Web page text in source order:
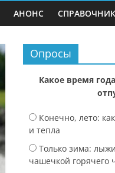
АНОНС СПРАВОЧНИК
Опросы
Какое время
Конечно, лето:
и тепла
Только зима:
чашечкой горячего